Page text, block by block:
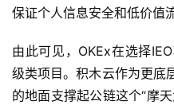
保证个人信息安全和低价值
由此可见，OKEx在选择
级类项目。积木云作为更底
的地面支撑起公链这个“摩